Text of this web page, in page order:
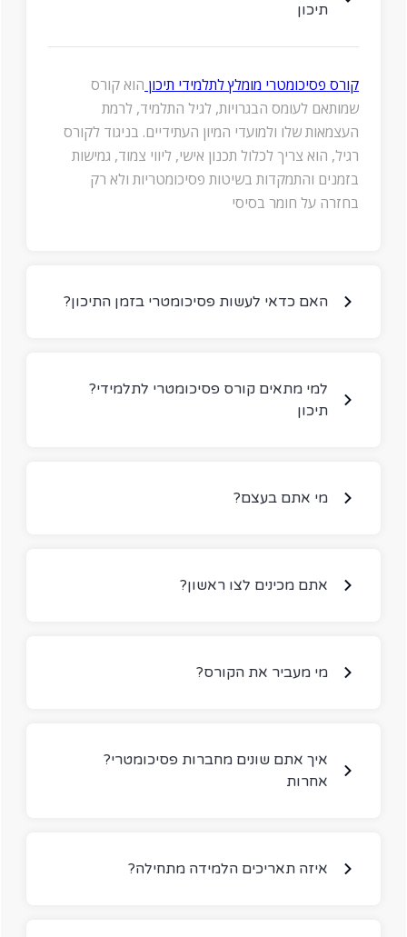
תיכון
קורס פסיכומטרי מומלץ לתלמידי תיכון הוא קורס
שמותאם לעומס הבגרויות, לגיל התלמיד, לרמת
העצמאות שלו ולמועדי המיון העתידיים. בניגוד לקורס
רגיל, הוא צריך לכלול תכנון אישי, ליווי צמוד, גמישות
בזמנים והתמקדות בשיטות פסיכומטריות ולא רק
בחזרה על חומר בסיסי
?האם כדאי לעשות פסיכומטרי בזמן התיכון
?למי מתאים קורס פסיכומטרי לתלמידי
תיכון
?מי אתם בעצם
?אתם מכינים לצו ראשון
?מי מעביר את הקורס
?איך אתם שונים מחברות פסיכומטרי
אחרות
?איזה תאריכים הלמידה מתחילה